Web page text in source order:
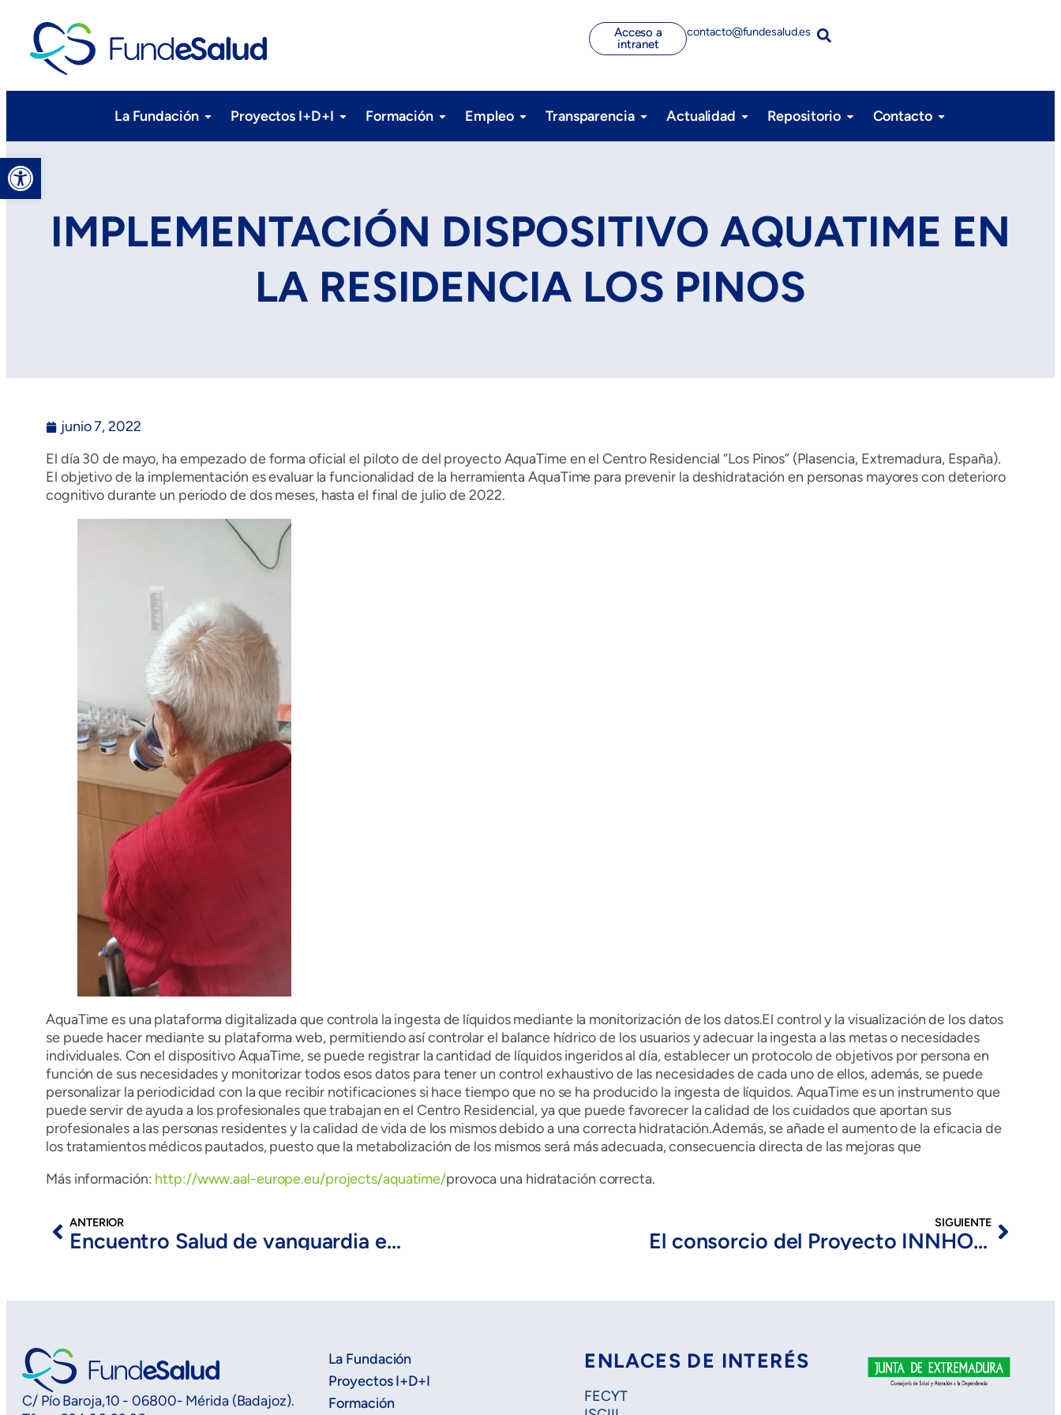
Abrir barra de herramientas
Acceso a
intranet
contacto@fundesalud.es
La Fundación Proyectos I+D+I Formación Empleo Transparencia Actualidad Repositorio Contacto
IMPLEMENTACIÓN DISPOSITIVO AQUATIME EN
LA RESIDENCIA LOS PINOS
junio 7, 2022
El día 30 de mayo, ha empezado de forma oficial el piloto de del proyecto AquaTime en el Centro Residencial “Los Pinos” (Plasencia, Extremadura, España).
El objetivo de la implementación es evaluar la funcionalidad de la herramienta AquaTime para prevenir la deshidratación en personas mayores con deterioro
cognitivo durante un periodo de dos meses, hasta el final de julio de 2022.
AquaTime es una plataforma digitalizada que controla la ingesta de líquidos mediante la monitorización de los datos.El control y la visualización de los datos
se puede hacer mediante su plataforma web, permitiendo así controlar el balance hídrico de los usuarios y adecuar la ingesta a las metas o necesidades
individuales. Con el dispositivo AquaTime, se puede registrar la cantidad de líquidos ingeridos al día, establecer un protocolo de objetivos por persona en
función de sus necesidades y monitorizar todos esos datos para tener un control exhaustivo de las necesidades de cada uno de ellos, además, se puede
personalizar la periodicidad con la que recibir notificaciones si hace tiempo que no se ha producido la ingesta de líquidos. AquaTime es un instrumento que
puede servir de ayuda a los profesionales que trabajan en el Centro Residencial, ya que puede favorecer la calidad de los cuidados que aportan sus
profesionales a las personas residentes y la calidad de vida de los mismos debido a una correcta hidratación.Además, se añade el aumento de la eficacia de
los tratamientos médicos pautados, puesto que la metabolización de los mismos será más adecuada, consecuencia directa de las mejoras que
Más información: http://www.aal-europe.eu/projects/aquatime/provoca una hidratación correcta.
ANTERIOR
Encuentro Salud de vanguardia en Extremadura: Investigación e innovación
SIGUIENTE
El consorcio del Proyecto INNHOSPITAL se reúne en Mérida para planificar las actuaciones de la última etapa del proyecto
C/ Pío Baroja,10 - 06800- Mérida (Badajoz).
La Fundación
Proyectos I+D+I
Formación
ENLACES DE INTERÉS
FECYT